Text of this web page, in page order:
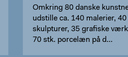
Omkring 80 danske
udstille ca. 140 malerier, 40
skulpturer, 35 grafiske
70 stk. porcelæn på d…